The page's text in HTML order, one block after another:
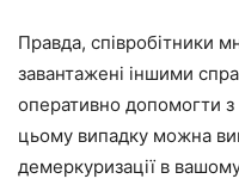
Правда, співробітники
завантажені іншими
оперативно допомогти
цьому випадку можна
демеркуризації в вашому